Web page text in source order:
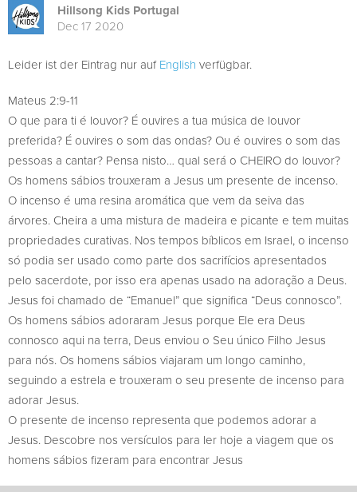
Hillsong Kids Portugal
Dec 17 2020
Leider ist der Eintrag nur aufEnglish verfügbar.
Mateus 2:9-11
O que para ti é louvor? É ouvires a tua música de louvor
preferida? É ouvires o som das ondas? Ou é ouvires o som das
pessoas a cantar? Pensa nisto… qual será o CHEIRO do louvor?
Os homens sábios trouxeram a Jesus um presente de incenso.
O incenso é uma resina aromática que vem da seiva das
árvores. Cheira a uma mistura de madeira e picante e tem muitas
propriedades curativas. Nos tempos bíblicos em Israel, o incenso
só podia ser usado como parte dos sacrifícios apresentados
pelo sacerdote, por isso era apenas usado na adoração a Deus.
Jesus foi chamado de “Emanuel” que significa “Deus connosco”.
Os homens sábios adoraram Jesus porque Ele era Deus
connosco aqui na terra, Deus enviou o Seu único Filho Jesus
para nós. Os homens sábios viajaram um longo caminho,
seguindo a estrela e trouxeram o seu presente de incenso para
adorar Jesus.
O presente de incenso representa que podemos adorar a
Jesus. Descobre nos versículos para ler hoje a viagem que os
homens sábios fizeram para encontrar Jesus